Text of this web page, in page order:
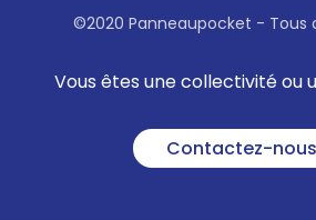
©2020 Panneaupocket - Tous
Vous êtes une collectivité ou
Contactez-nous